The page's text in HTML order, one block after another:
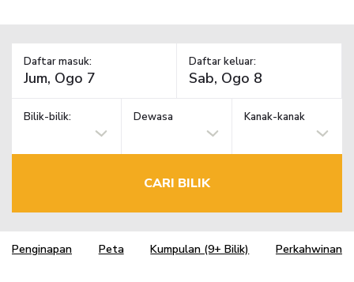
Daftar masuk: Daftar keluar:
Bilik-bilik: Dewasa Kanak-kanak
CARI BILIK
Penginapan Peta Kumpulan (9+ Bilik) Perkahwinan